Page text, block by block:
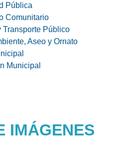
Pública
Comunitario
Transporte Público
Aseo y Ornato
Municipal
IMÁGENES